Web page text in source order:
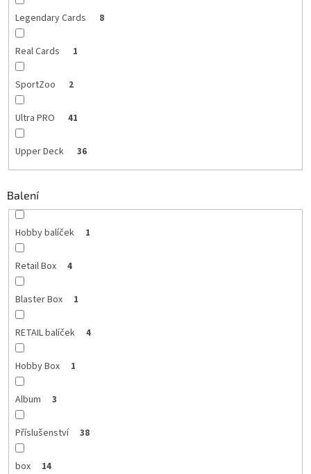
Legendary Cards 8
Real Cards 1
SportZoo 2
Ultra PRO 41
Upper Deck 36
Balení
Hobby balíček 1
Retail Box 4
Blaster Box 1
RETAIL balíček 4
Hobby Box 1
Album 3
Příslušenství 38
box 14